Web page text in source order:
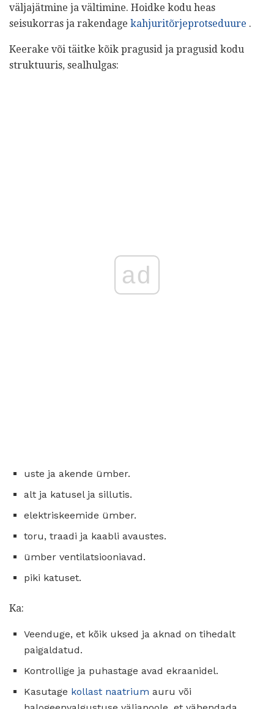
väljajätmine ja vältimine. Hoidke kodu heas
seisukorras ja rakendage kahjuritõrjeprotseduure .
Keerake või täitke kõik pragusid ja pragusid kodu
struktuuris, sealhulgas:
ad
uste ja akende ümber.
alt ja katusel ja sillutis.
elektriskeemide ümber.
toru, traadi ja kaabli avaustes.
ümber ventilatsiooniavad.
piki katuset.
Ka:
Veenduge, et kõik uksed ja aknad on tihedalt
paigaldatud.
Kontrollige ja puhastage avad ekraanidel.
Kasutage kollast naatrium auru või